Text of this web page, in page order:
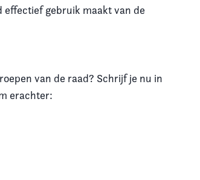
effectief gebruik maakt van de
van de raad? Schrijf je nu in
erachter: